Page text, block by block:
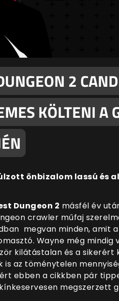
2
KÖLTENI A
önbizalom lassú és
Dungeon 2 másfél év
crawler műfaj
megvan minden, amit
Wayne még mindig
kilátástalan és a sikerért
is az töménytelen
ebben a cikkben pár
megszerzett